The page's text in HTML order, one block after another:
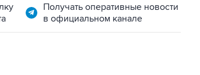
Получать оперативные новости
в официальном канале